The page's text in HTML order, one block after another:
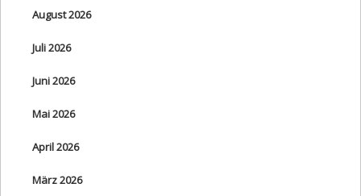
August 2026
Juli 2026
Juni 2026
Mai 2026
April 2026
März 2026